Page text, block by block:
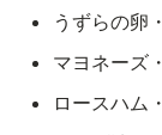
うずらの卵
マヨネーズ
ロースハム